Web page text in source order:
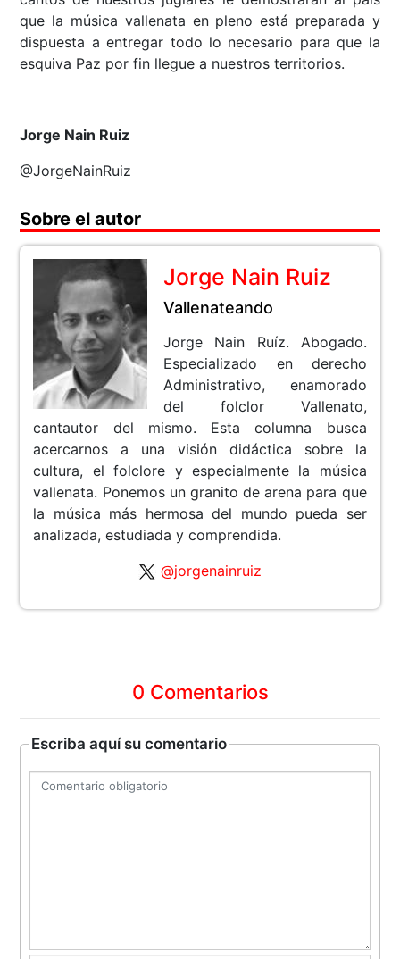
que la música vallenata en pleno está preparada y
dispuesta a entregar todo lo necesario para que la
esquiva Paz por fin llegue a nuestros territorios.
Jorge Nain Ruiz
@JorgeNainRuiz
Sobre el autor
Jorge Nain Ruiz
Vallenateando
Jorge Nain Ruíz. Abogado.
Especializado en derecho
Administrativo, enamorado
del folclor Vallenato,
cantautor del mismo. Esta columna busca
acercarnos a una visión didáctica sobre la
cultura, el folclore y especialmente la música
vallenata. Ponemos un granito de arena para que
la música más hermosa del mundo pueda ser
analizada, estudiada y comprendida.
@jorgenainruiz
0 Comentarios
Escriba aquí su comentario